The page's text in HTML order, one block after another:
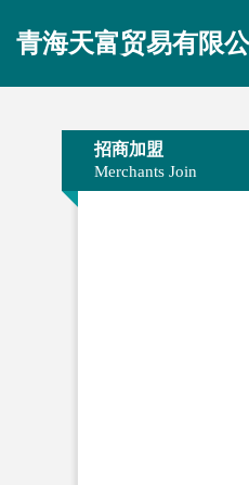
青海天富贸易有限
招商加盟
Merchants Join